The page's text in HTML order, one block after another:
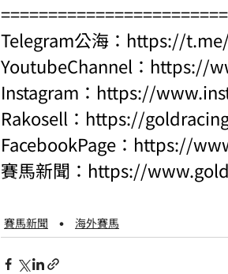
Telegram公海： https://
YoutubeChannel： https://
Instagram： https://
Rakosell： https://
FacebookPage： https://
賽馬新聞： https://
賽馬新聞 海外賽馬